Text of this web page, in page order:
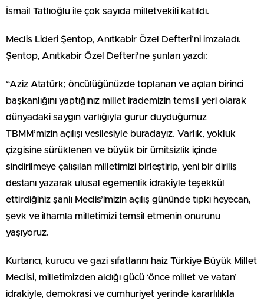
İsmail Tatlıoğlu ile çok sayıda milletvekili katıldı.
Meclis Lideri Şentop, Anıtkabir Özel Defteri’ni imzaladı.
Şentop, Anıtkabir Özel Defteri’ne şunları yazdı:
“Aziz Atatürk; öncülüğünüzde toplanan ve açılan birinci
başkanlığını yaptığınız millet irademizin temsil yeri olarak
dünyadaki saygın varlığıyla gurur duyduğumuz
TBMM’mizin açılışı vesilesiyle buradayız. Varlık, yokluk
çizgisine sürüklenen ve büyük bir ümitsizlik içinde
sindirilmeye çalışılan milletimizi birleştirip, yeni bir diriliş
destanı yazarak ulusal egemenlik idrakiyle teşekkül
ettirdiğiniz şanlı Meclis’imizin açılış gününde tıpkı heyecan,
şevk ve ilhamla milletimizi temsil etmenin onurunu
yaşıyoruz.
Kurtarıcı, kurucu ve gazi sıfatlarını haiz Türkiye Büyük Millet
Meclisi, milletimizden aldığı gücü ‘önce millet ve vatan’
idrakiyle, demokrasi ve cumhuriyet yerinde kararlılıkla